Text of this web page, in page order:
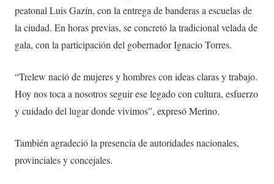
peatonal Luis Gazín, con la entrega de banderas a escuelas de
la ciudad. En horas previas, se concretó la tradicional velada de
gala, con la participación del gobernador Ignacio Torres.
“Trelew nació de mujeres y hombres con ideas claras y trabajo.
Hoy nos toca a nosotros seguir ese legado con cultura, esfuerzo
y cuidado del lugar donde vivimos”, expresó Merino.
También agradeció la presencia de autoridades nacionales,
provinciales y concejales.